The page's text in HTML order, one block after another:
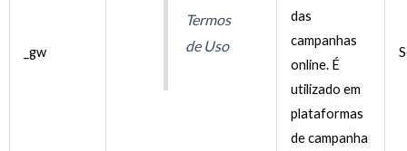
_gw
Termos
de Uso
das
campanhas
online. É
utilizado em
plataformas
de campanha